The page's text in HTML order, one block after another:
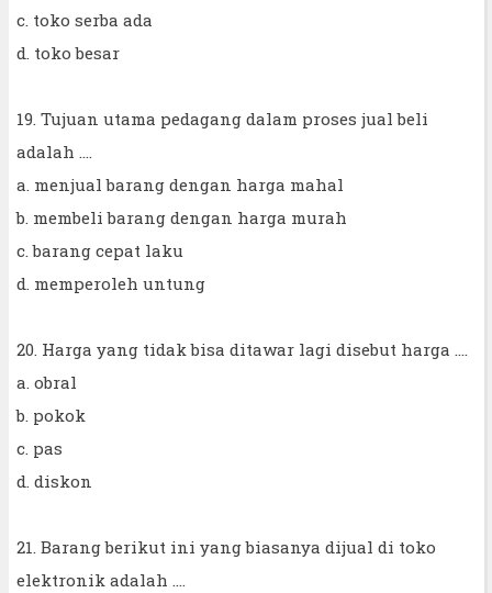
c. toko serba ada
d. toko besar
19. Tujuan utama pedagang dalam proses jual beli
adalah ....
a. menjual barang dengan harga mahal
b. membeli barang dengan harga murah
c. barang cepat laku
d. memperoleh untung
20. Harga yang tidak bisa ditawar lagi disebut harga ....
a. obral
b. pokok
c. pas
d. diskon
21. Barang berikut ini yang biasanya dijual di toko
elektronik adalah ....